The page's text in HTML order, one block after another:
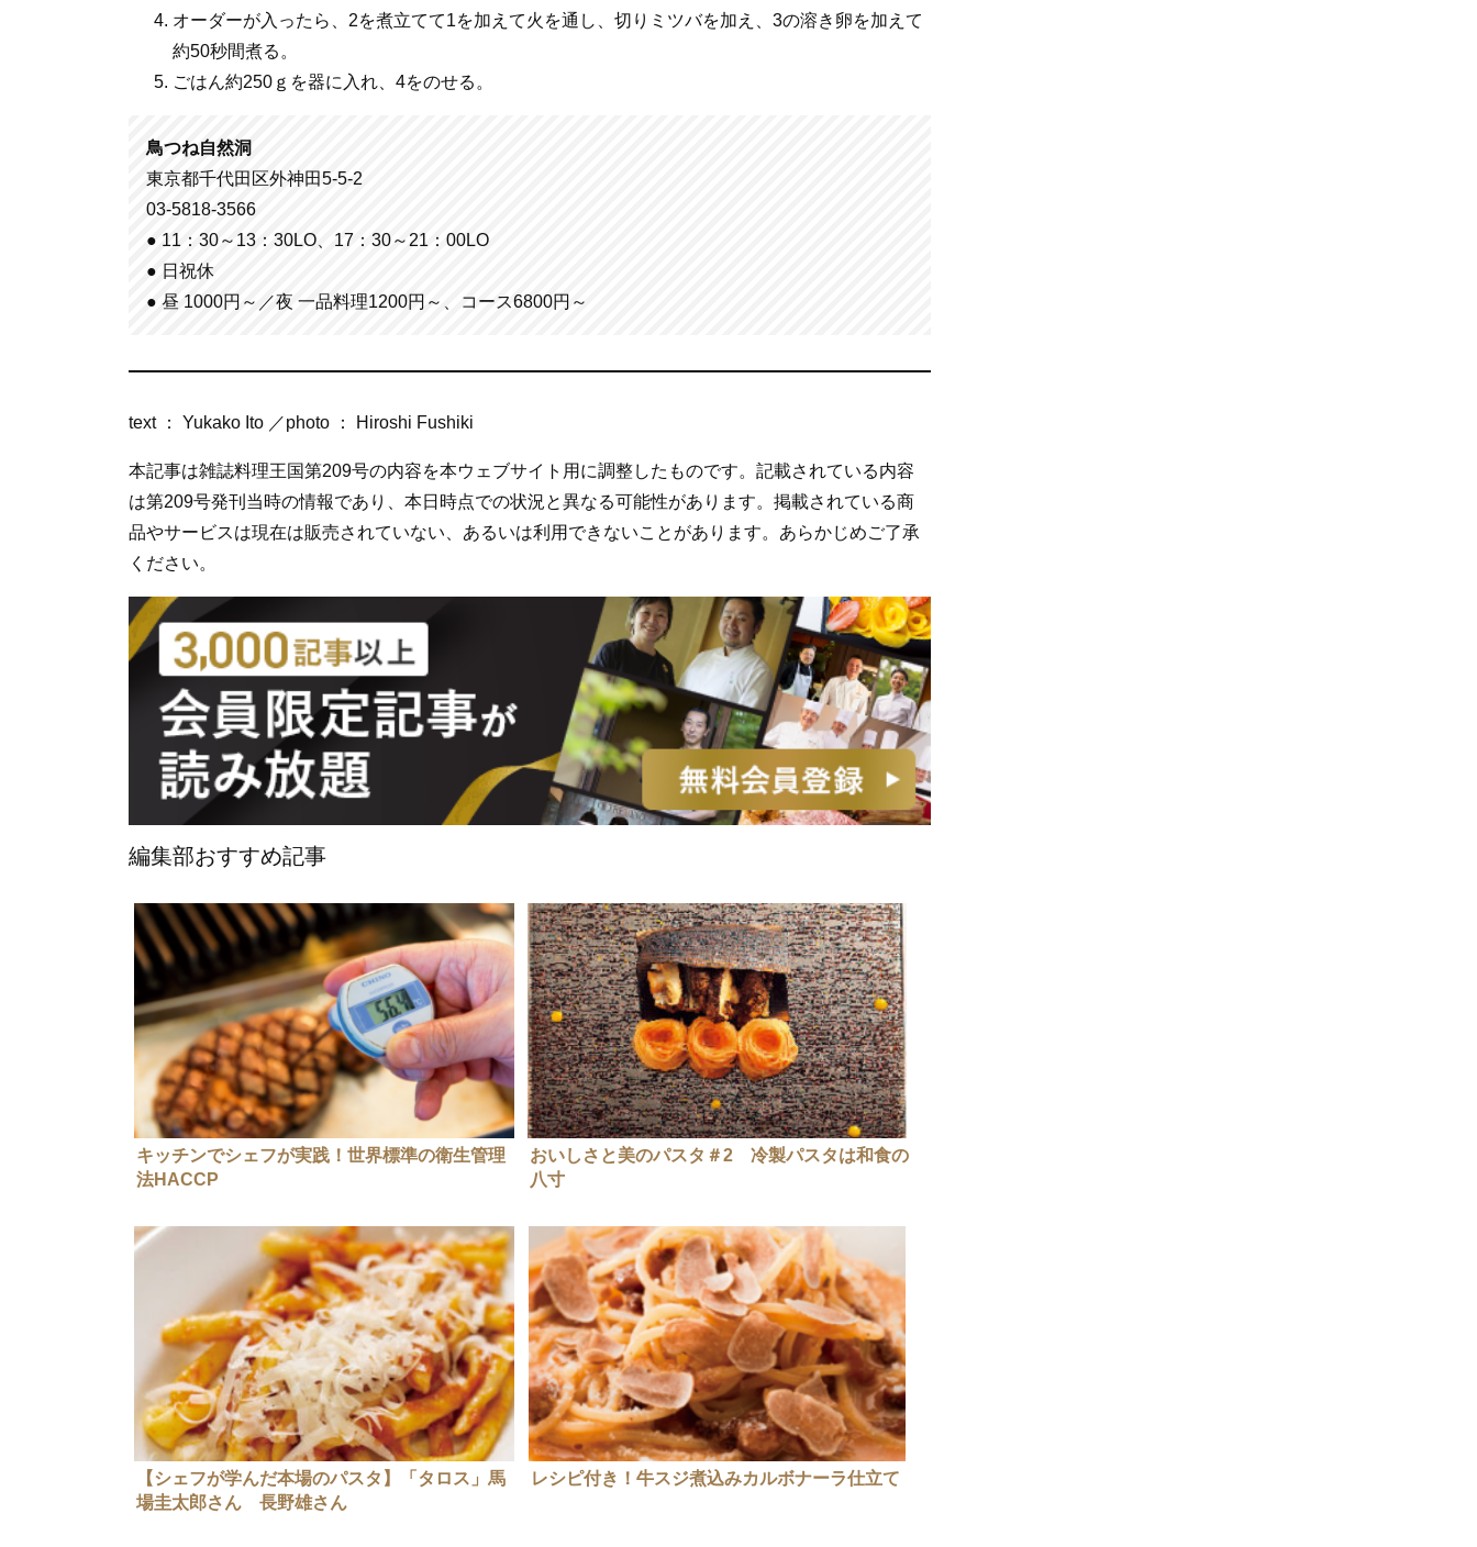
オーダーが入ったら、2を煮立てて1を加えて火を通し、切りミツバを加え、3の溶き卵を加えて
約50秒間煮る。
ごはん約250ｇを器に入れ、4をのせる。
鳥つね自然洞
東京都千代田区外神田5-5-2
03-5818-3566
● 11：30～13：30LO、17：30～21：00LO
● 日祝休
● 昼 1000円～／夜 一品料理1200円～、コース6800円～
text ： Yukako Ito ／photo ： Hiroshi Fushiki
本記事は雑誌料理王国第209号の内容を本ウェブサイト用に調整したものです。記載されている内容
は第209号発刊当時の情報であり、本日時点での状況と異なる可能性があります。掲載されている商
品やサービスは現在は販売されていない、あるいは利用できないことがあります。あらかじめご了承
ください。
編集部おすすめ記事
キッチンでシェフが実践！世界標準の衛生管理
法HACCP
おいしさと美のパスタ＃2 冷製パスタは和食の
八寸
【シェフが学んだ本場のパスタ】「タロス」馬
場圭太郎さん 長野雄さん
レシピ付き！牛スジ煮込みカルボナーラ仕立て